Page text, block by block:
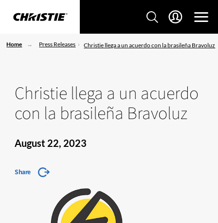
Home Press Releases Christie llega a un acuerdo con la brasileña Bravoluz
Christie llega a un acuerdo
con la brasileña Bravoluz
August 22, 2023
Share